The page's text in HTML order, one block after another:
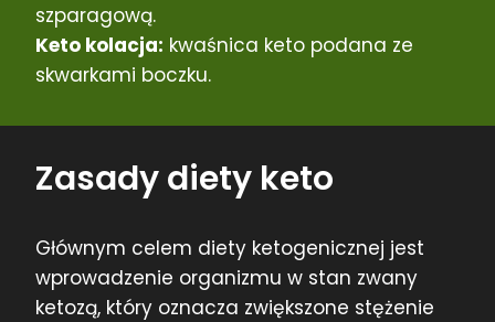
szparagową.
Keto kolacja: kwaśnica keto podana ze
skwarkami boczku.
Zasady diety keto
Głównym celem diety ketogenicznej jest
wprowadzenie organizmu w stan zwany
ketozą, który oznacza zwiększone stężenie